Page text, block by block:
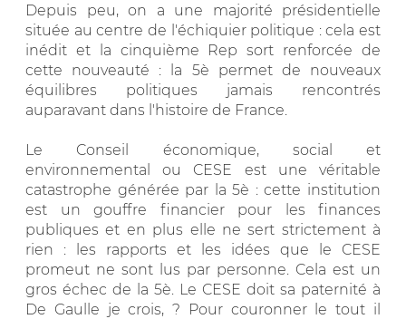
Depuis peu, on a une majorité présidentielle
située au centre de l'échiquier politique : cela est
inédit et la cinquième Rep sort renforcée de
cette nouveauté : la 5è permet de nouveaux
équilibres politiques jamais rencontrés
auparavant dans l'histoire de France.
Le Conseil économique, social et
environnemental ou CESE est une véritable
catastrophe générée par la 5è : cette institution
est un gouffre financier pour les finances
publiques et en plus elle ne sert strictement à
rien : les rapports et les idées que le CESE
promeut ne sont lus par personne. Cela est un
gros échec de la 5è. Le CESE doit sa paternité à
De Gaulle je crois, ? Pour couronner le tout il